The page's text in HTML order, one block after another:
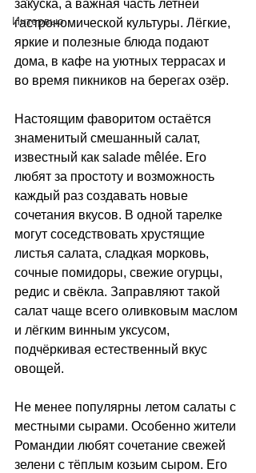
Интервью
закуска, а важная часть летней
гастрономической культуры. Лёгкие,
яркие и полезные блюда подают
дома, в кафе на уютных террасах и
во время пикников на берегах озёр.
Настоящим фаворитом остаётся
знаменитый смешанный салат,
известный как salade mêlée. Его
любят за простоту и возможность
каждый раз создавать новые
сочетания вкусов. В одной тарелке
могут соседствовать хрустящие
листья салата, сладкая морковь,
сочные помидоры, свежие огурцы,
редис и свёкла. Заправляют такой
салат чаще всего оливковым маслом
и лёгким винным уксусом,
подчёркивая естественный вкус
овощей.
Не менее популярны летом салаты с
местными сырами. Особенно жители
Романдии любят сочетание свежей
зелени с тёплым козьим сыром. Его